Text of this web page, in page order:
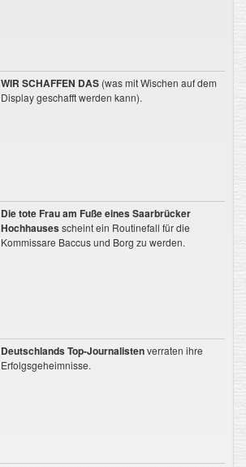
WIR SCHAFFEN DAS(was mit Wischen auf dem
Display geschafft werden kann).
Die tote Frau am Fuße eines Saarbrücker
Hochhauses scheint ein Routinefall für die
Kommissare Baccus und Borg zu werden.
Deutschlands Top-Journalistenverraten ihre
Erfolgsgeheimnisse.